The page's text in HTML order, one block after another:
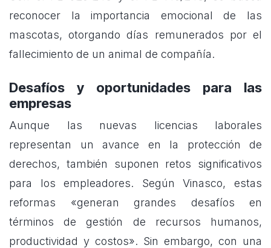
reconocer la importancia emocional de las
mascotas, otorgando días remunerados por el
fallecimiento de un animal de compañía.
Desafíos y oportunidades para las
empresas
Aunque las nuevas licencias laborales
representan un avance en la protección de
derechos, también suponen retos significativos
para los empleadores. Según Vinasco, estas
reformas «generan grandes desafíos en
términos de gestión de recursos humanos,
productividad y costos». Sin embargo, con una